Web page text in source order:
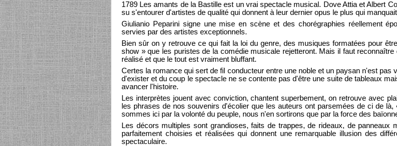
1789 Les amants de la Bastille est un vrai spectacle musical. Dove Attia et Albert
su s'entourer d'artistes de qualité qui donnent à leur dernier opus le plus qui
Giulianio Peparini signe une mise en scène et des chorégraphies réellement
servies par des artistes exceptionnels.
Bien sûr on y retrouve ce qui fait la loi du genre, des musiques formatées pour
show » que les puristes de la comédie musicale rejetteront. Mais il faut
réalisé et que le tout est vraiment bluffant.
Certes la romance qui sert de fil conducteur entre une noble et un paysan n'est pas
d'exister et du coup le spectacle ne se contente pas d'être une suite de tableaux
avancer l'histoire.
Les interprètes jouent avec conviction, chantent superbement, on retrouve avec
les phrases de nos souvenirs d'écolier que les auteurs ont parsemées de ci de
sommes ici par la volonté du peuple, nous n'en sortirons que par la force des
Les décors multiples sont grandioses, faits de trappes, de rideaux, de panneaux
parfaitement choisies et réalisées qui donnent une remarquable illusion des
spectaculaire.